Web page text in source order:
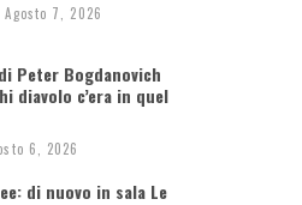
Agosto 7, 2026
Peter Bogdanovich
diavolo c’era in quel
6, 2026
di nuovo in sala Le